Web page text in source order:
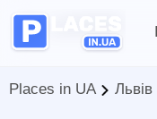
Places in UA Львів